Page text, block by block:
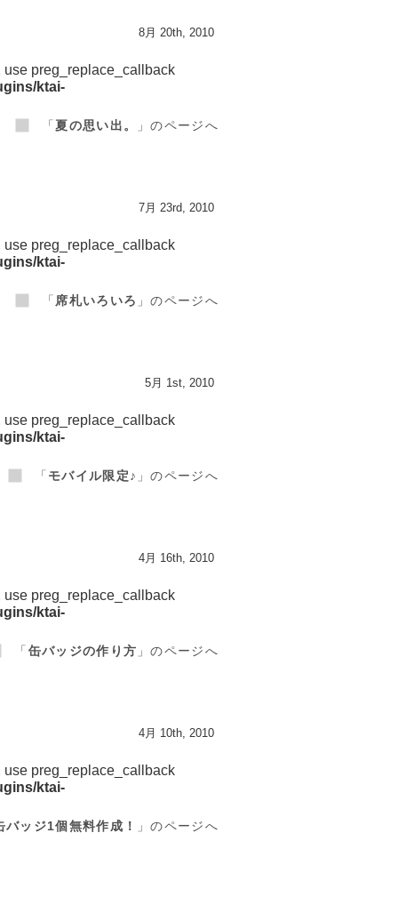
8月 20th, 2010
use preg_replace_callback
ktai-
「夏の思い出。 」のページへ
7月 23rd, 2010
use preg_replace_callback
ktai-
「 席札いろいろ 」のページへ
5月 1st, 2010
use preg_replace_callback
ktai-
「 モバイル限定♪ 」のページへ
4月 16th, 2010
use preg_replace_callback
ktai-
「 缶バッジの作り方 」のページへ
4月 10th, 2010
use preg_replace_callback
ktai-
バッジ1個無料作成！ 」のページへ